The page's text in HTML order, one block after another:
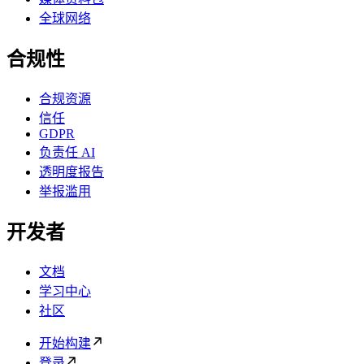
全球网络
合规性
合规资源
信任
GDPR
负责任 AI
透明度报告
举报滥用
开发者
文档
学习中心
社区
开始构建